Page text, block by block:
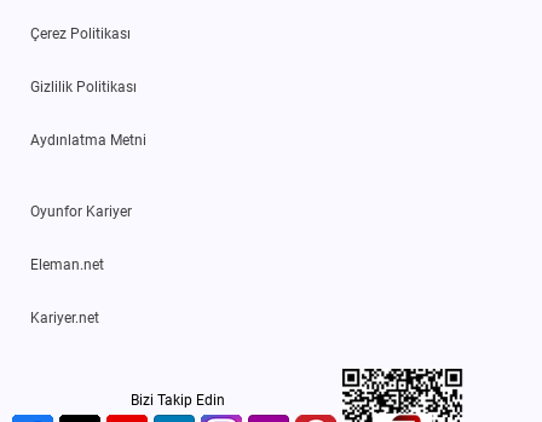
Çerez Politikası
Gizlilik Politikası
Aydınlatma Metni
Oyunfor Kariyer
Eleman.net
Kariyer.net
Bizi Takip Edin